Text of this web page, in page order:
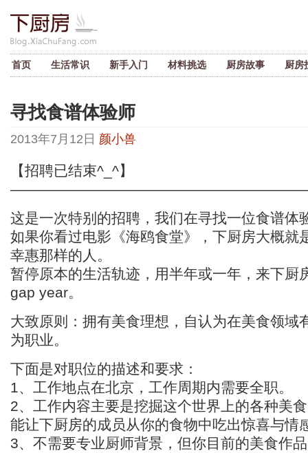
首页 生活常识 新手入门 材料挑选 厨房故事 厨房
寻找食谱体验师
2013年7月12日 颜小兽
【招聘已结束^_^】
这是一次特别的招聘，我们在寻找一位食谱体
如果你看过电影《海鸥食堂》，下厨房大概就
幸惠那样的人。
暂停原本的生活轨迹，用半年或一年，来下厨
gap year。
大致原则：拥有美食理想，自认为在美食领域
为职业。
下面是对职位的描述和要求：
1、工作地点在北京，工作周期内需要全职。
2、工作内容主要是挖掘这个世界上的各种美
能让下厨房的成员从你的食物中吃出惊喜与情
3、不需要专业厨师背景，但你目前的美食作